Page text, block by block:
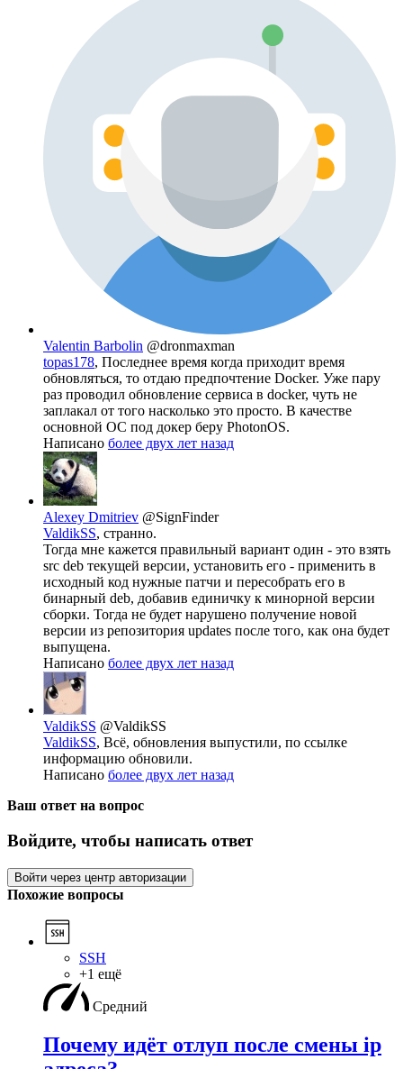
Valentin Barbolin @dronmaxman
topas178, Последнее время когда приходит время
обновляться, то отдаю предпочтение Docker. Уже пару
раз проводил обновление сервиса в docker, чуть не
заплакал от того насколько это просто. В качестве
основной ОС под докер беру PhotonOS.
Написано более двух лет назад
Alexey Dmitriev @SignFinder
ValdikSS, странно.
Тогда мне кажется правильный вариант один - это взять
src deb текущей версии, установить его - применить в
исходный код нужные патчи и пересобрать его в
бинарный deb, добавив единичку к минорной версии
сборки. Тогда не будет нарушено получение новой
версии из репозитория updates после того, как она будет
выпущена.
Написано более двух лет назад
ValdikSS @ValdikSS
ValdikSS, Всё, обновления выпустили, по ссылке
информацию обновили.
Написано более двух лет назад
Ваш ответ на вопрос
Войдите, чтобы написать ответ
Войти через центр авторизации
Похожие вопросы
SSH
+1 ещё
Средний
Почему идёт отлуп после смены ip